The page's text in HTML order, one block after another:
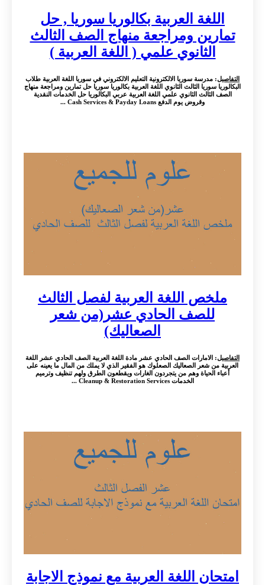
اللغة العربية بكالوريا سوريا , حل
تمارين ومراجعة منهاج الصف الثالث
الثانوي علمي ( اللغة العربية )
التفاصيل: مدرسة سوريا الالكترونية التعليم الالكتروني في سوريا اللغة العربية طلاب
البكالوريا سوريا الثالث الثانوي اللغة العربية بكالوريا سوريا حل تمارين ومراجعة منهاج
الصف الثالث الثانوي علمي اللغة العربية عربي البكالوريا حل الخدمات النقدية
وقروض يوم الدفع Cash Services & Payday Loans ...
ملخص اللغة العربية لفصل الثالث
للصف الحادي عشر(من شعر
الصعاليك)
التفاصيل: الامارات الصف الحادي عشر مادة اللغة العربية الصف الحادي عشر اللغة
العربية من شعر الصعاليك الصعلوك هو الفقير الذي لا يملك من المال ما يعينه على
أعباء الحياة وهم من يتجردون الغارات ويقطعون الطرق ولهم تنظيف وترميم
الخدمات Cleanup & Restoration Services ...
امتحان اللغة العربية مع نموذج الاجابة